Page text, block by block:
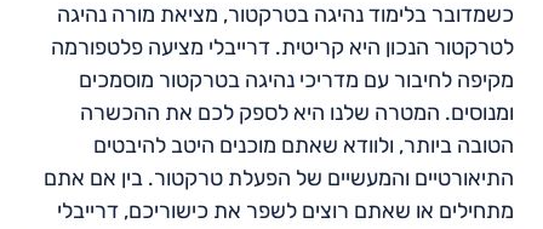
כשמדובר בלימוד נהיגה בטרקטור, מציאת מורה נהיגה
לטרקטור הנכון היא קריטית. דרייבלי מציעה פלטפורמה
מקיפה לחיבור עם מדריכי נהיגה בטרקטור מוסמכים
ומנוסים. המטרה שלנו היא לספק לכם את ההכשרה
הטובה ביותר, ולוודא שאתם מוכנים היטב להיבטים
התיאורטיים והמעשיים של הפעלת טרקטור. בין אם אתם
מתחילים או שאתם רוצים לשפר את כישוריכם, דרייבלי